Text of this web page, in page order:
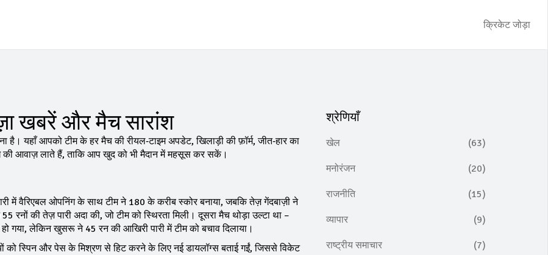
क्रिकेट जोड़ा
खबरें और मैच सारांश
यहाँ आपको टीम के हर मैच की रीयल‑टाइम अपडेट, खिलाड़ी की फ़ॉर्म, जीत‑हार का
की आवाज़ लाते हैं, ताकि आप खुद को भी मैदान में महसूस कर सकें।
में वैरिएबल ओपनिंग के साथ टीम ने 180 के करीब स्कोर बनाया, जबकि तेज़ गेंदबाज़ी ने
रनों की तेज़ पारी अदा की, जो टीम को स्थिरता मिली। दूसरा मैच थोड़ा उल्टा था –
लेकिन खुसरू ने 45 रन की आखिरी पारी में टीम को बचाव दिलाया।
को स्पिन और पेस के मिश्रण से हिट करने के लिए नई डायलॉग्स बताई गईं, जिससे विकेट
श्रेणियाँ
खेल (63)
मनोरंजन (20)
राजनीति (15)
व्यापार (9)
राष्ट्रीय समाचार (7)